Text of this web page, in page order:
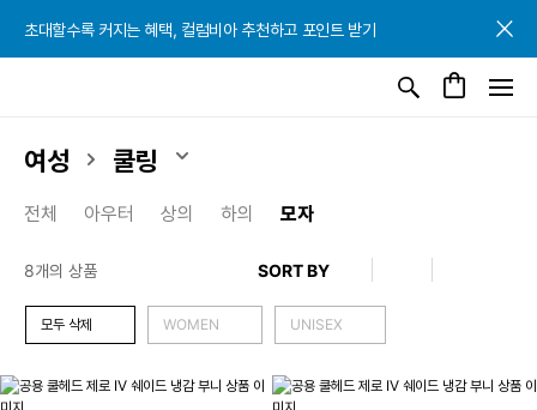
초대할수록 커지는 혜택, 컬럼비아 추천하고 포인트 받기
초대할수록 커지는 혜택, 컬럼비아 추천하고 포인트 받기
초대할수록 커지는 혜택, 컬럼비아 추천하고 포인트 받기
여성 쿨링
전체 아우터 상의 하의 모자
8개의 상품
모두 삭제 WOMEN UNISEX